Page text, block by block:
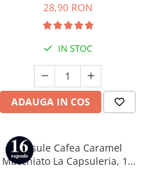
28,90 RON
IN STOC
ADAUGA IN COS
Capsule Cafea Caramel
Macchiato La Capsuleria, 16